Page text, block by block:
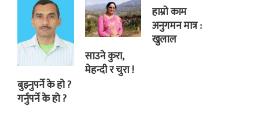
बुझ्नुपर्ने के हो ?
गर्नुपर्ने के हो ?
साउने कुरा,
मेहन्दी र चुरा !
हाम्रो काम
अनुगमन मात्र :
खुलाल